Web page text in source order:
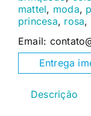
mattel, moda,
princesa, rosa,
Email:
Entrega
Descrição